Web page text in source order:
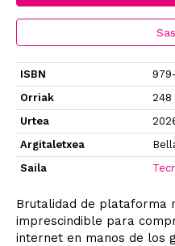
ISBN
Orriak
248
Urtea
Argitaletxea
Saila
Brutalidad de plataforma
imprescindible para
internet en manos de los